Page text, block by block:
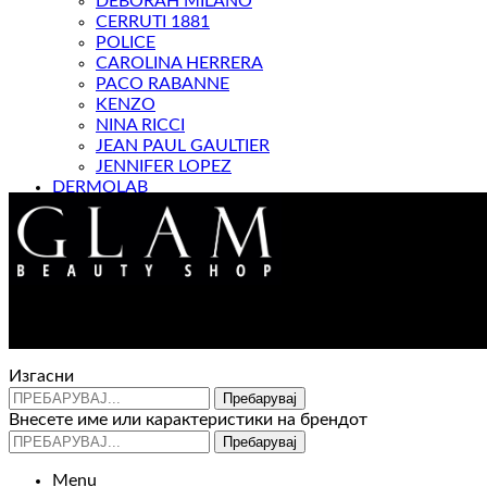
CERRUTI 1881
POLICE
CAROLINA HERRERA
PACO RABANNE
KENZO
NINA RICCI
JEAN PAUL GAULTIER
JENNIFER LOPEZ
DERMOLAB
МАГАЗИН
Изгасни
Пребарувај
Внесете име или карактеристики на брендот
Пребарувај
Menu